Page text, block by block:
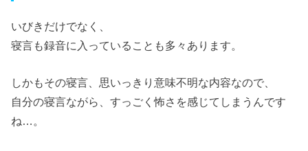
いびきだけでなく、
寝言も録音に入っていることも多々あります。
しかもその寝言、思いっきり意味不明な内容なので、
自分の寝言ながら、すっごく怖さを感じてしまうんです
ね…。